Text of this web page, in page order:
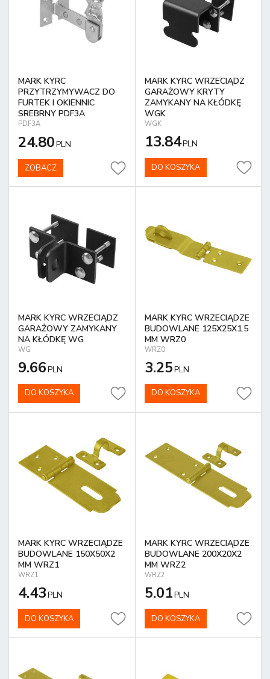
MARK KYRC
PRZYTRZYMYWACZ DO
FURTEK I OKIENNIC
SREBRNY PDF3A
PDF3A
24.80PLN
ZOBACZ
MARK KYRC WRZECIĄDZ
GARAŻOWY KRYTY
ZAMYKANY NA KŁÓDKĘ
WGK
WGK
13.84PLN
DO KOSZYKA
MARK KYRC WRZECIĄDZ
GARAŻOWY ZAMYKANY
NA KŁÓDKĘ WG
WG
9.66PLN
DO KOSZYKA
MARK KYRC WRZECIĄDZE
BUDOWLANE 125X25X1.5
MM WRZ0
WRZ0
3.25PLN
DO KOSZYKA
MARK KYRC WRZECIĄDZE
BUDOWLANE 150X50X2
MM WRZ1
WRZ1
4.43PLN
DO KOSZYKA
MARK KYRC WRZECIĄDZE
BUDOWLANE 200X20X2
MM WRZ2
WRZ2
5.01PLN
DO KOSZYKA